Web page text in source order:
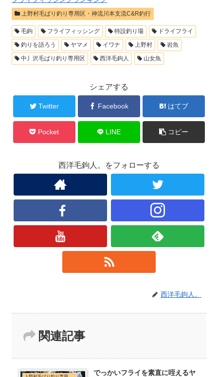
上野村毛ばり釣り専用区・神流川本支流C&R釣行
毛鉤 フライフィッシング 特設釣り場
ドライフライ
釣りを語ろう
ヤマメ イワナ 上野村
岩魚
中丿沢毛ばり釣り専用区
西洋毛鉤人 山女魚
シェアする
Twitter Facebook はてブ
Pocket LINE コピー
西洋毛鉤人。をフォローする
西洋毛鉤人。
関連記事
でっかいフライを素直に咥えるヤ